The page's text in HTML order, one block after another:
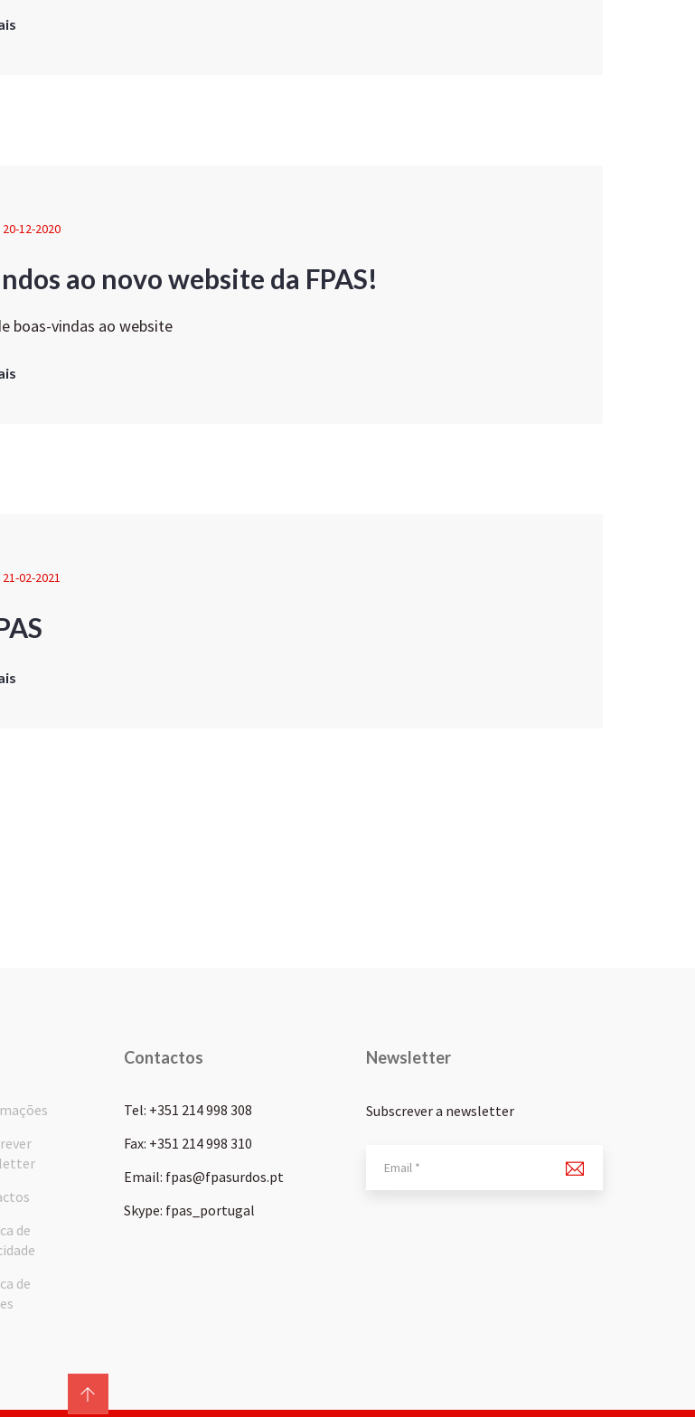
20-12-2020
ao novo website da FPAS!
boas-vindas ao website
21-02-2021
de
de
Contactos
Tel: +351 214 998 308
Fax: +351 214 998 310
Email: fpas@fpasurdos.pt
Skype: fpas_portugal
Newsletter
Subscrever a newsletter